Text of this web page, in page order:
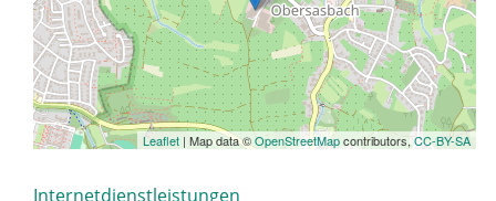
Leaflet | Map data ©OpenStreetMapcontributors,CC-BY-SA
Internetdienstleistungen